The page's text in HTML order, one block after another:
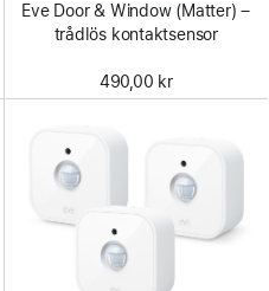
Eve Door & Window (Matter) –
trådlös kontaktsensor
490,00 kr